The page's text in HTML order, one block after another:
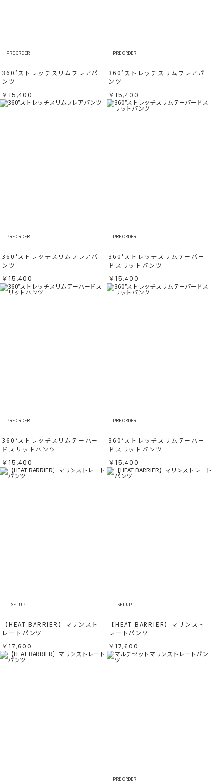
PRE ORDER
360°ストレッチスリムフレアパ
ンツ
￥15,400
PRE ORDER
360°ストレッチスリムフレアパ
ンツ
￥15,400
PRE ORDER
360°ストレッチスリムフレアパ
ンツ
￥15,400
PRE ORDER
360°ストレッチスリムテーパー
ドスリットパンツ
￥15,400
PRE ORDER
360°ストレッチスリムテーパー
ドスリットパンツ
￥15,400
PRE ORDER
360°ストレッチスリムテーパー
ドスリットパンツ
￥15,400
SET UP
【HEAT BARRIER】マリンスト
レートパンツ
￥17,600
SET UP
【HEAT BARRIER】マリンスト
レートパンツ
￥17,600
PRE ORDER